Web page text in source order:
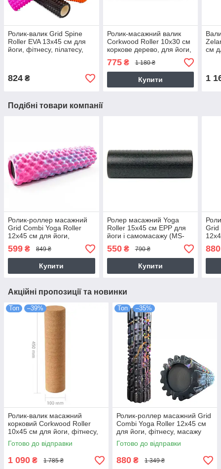
Ролик-валик Grid Spine
Roller EVA 13х45 см для
йоги, фітнесу, пілатесу,
824 ₴
Ролик-масажний валик
Corkwood Roller 10х30 см
коркове дерево, для йоги,
фітнесу, масажу (FI-0094-
30)
775₴ 1 180 ₴
Купити
см
1
Подібні товари компанії
Ролик-роллер масажний
Grid Combi Yoga Roller
12х45 см для йоги,
фітнесу, масажу (MS3341-
1)
599 ₴ 849 ₴
Купити
Ролер масажний Yoga
Roller 15x45 см EPP для
йоги і самомасажу (MS-
550₴ 790 ₴
Купити
Grid
2)
880
Акційні пропозиції та новинки
Топ –39%
Ролик-валик масажний
корковий Corkwood Roller
10х45 см для йоги, фітнесу,
масажу (FI-0094-45)
Готово до відправки
1 090 ₴ 1 785 ₴
Топ –35%
Ролик-роллер масажний Grid
Combi Yoga Roller 12х45 см
для йоги, фітнесу, масажу
(MS3341-2)
Готово до відправки
880 ₴ 1 349 ₴